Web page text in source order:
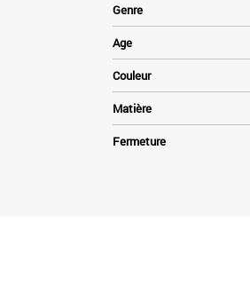
Genre
Age
Couleur
Matière
Fermeture